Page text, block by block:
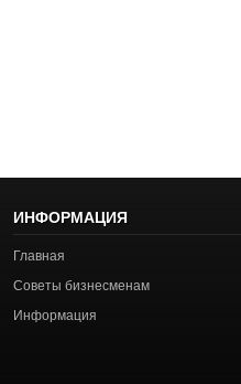
ИНФОРМАЦИЯ
Главная
Советы бизнесменам
Информация